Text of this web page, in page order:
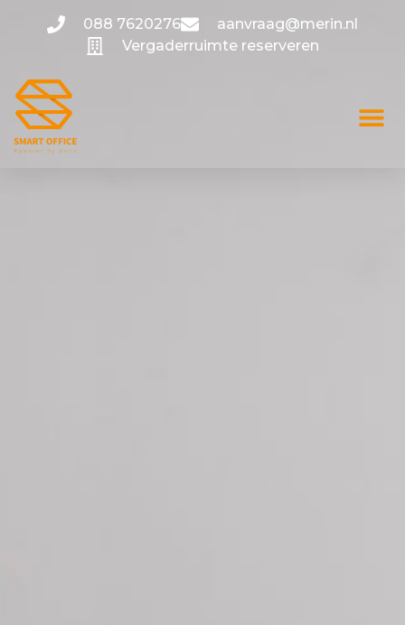
088 7620276
aanvraag@merin.nl
Vergaderruimte reserveren